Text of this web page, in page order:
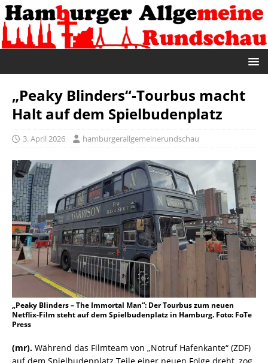
„Peaky Blinders“-Tourbus macht
Halt auf dem Spielbudenplatz
3. April 2026 hamburgerallgemeinerundschau
„Peaky Blinders – The Immortal Man“: Der Tourbus zum neuen
Netflix-Film steht auf dem Spielbudenplatz in Hamburg. Foto: FoTe
Press
(mr). Während das Filmteam von „Notruf Hafenkante“ (ZDF)